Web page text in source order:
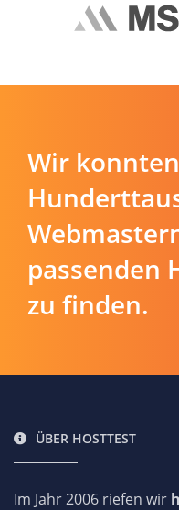
Wir
passenden
zu finden.
ÜBER HOSTTEST
Im Jahr 2006 riefen wir